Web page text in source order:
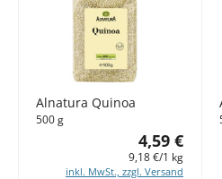
Alnatura Quinoa
500 g
4,59 €
9,18 €/1 kg
inkl. MwSt., zzgl. Versand